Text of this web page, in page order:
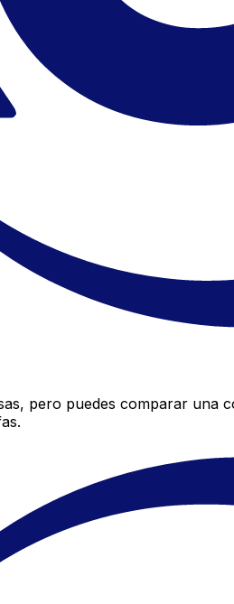
pero puedes comparar